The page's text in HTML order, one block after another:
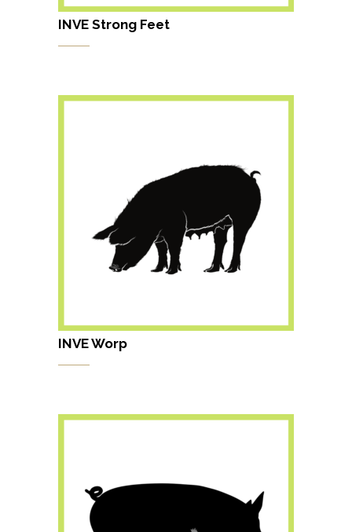
INVE Strong Feet
INVE Worp